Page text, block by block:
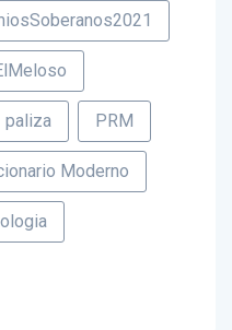
paliza PRM
Moderno